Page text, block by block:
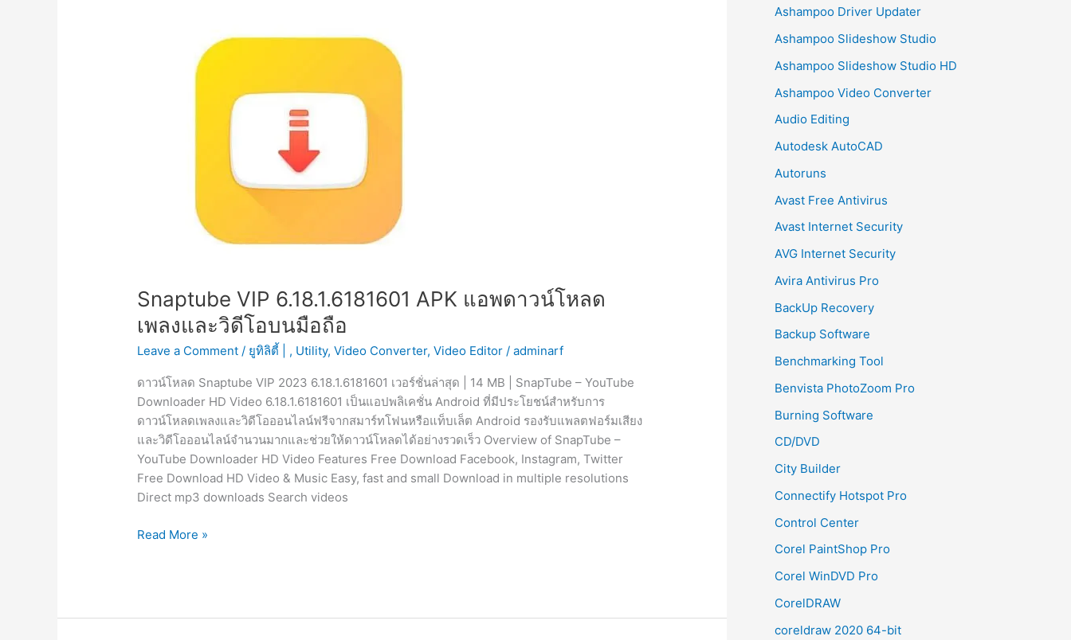
Snaptube VIP 6.18.1.6181601 APK แอพดาวน์โหลด
เพลงและวิดีโอบนมือถือ
Leave a Comment / ยูทิลิตี้ | , Utility,Video Converter,Video Editor /adminarf
ดาวน์โหลด Snaptube VIP 2023 6.18.1.6181601 เวอร์ชั่นล่าสุด | 14 MB | SnapTube – YouTube
Downloader HD Video 6.18.1.6181601 เป็นแอปพลิเคชั่น Android ที่มีประโยชน์สำหรับการ
ดาวน์โหลดเพลงและวิดีโอออนไลน์ฟรีจากสมาร์ทโฟนหรือแท็บเล็ต Android รองรับแพลตฟอร์มเสียง
และวิดีโอออนไลน์จำนวนมากและช่วยให้ดาวน์โหลดได้อย่างรวดเร็ว Overview of SnapTube –
YouTube Downloader HD Video Features Free Download Facebook, Instagram, Twitter
Free Download HD Video & Music Easy, fast and small Download in multiple resolutions
Direct mp3 downloads Search videos
Snaptube
Read More »
Ashampoo Driver Updater
Ashampoo Slideshow Studio
Ashampoo Slideshow Studio HD
Ashampoo Video Converter
Audio Editing
Autodesk AutoCAD
Autoruns
Avast Free Antivirus
Avast Internet Security
AVG Internet Security
Avira Antivirus Pro
BackUp Recovery
Backup Software
Benchmarking Tool
Benvista PhotoZoom Pro
Burning Software
CD/DVD
City Builder
Connectify Hotspot Pro
Control Center
Corel PaintShop Pro
Corel WinDVD Pro
CorelDRAW
coreldraw 2020 64-bit